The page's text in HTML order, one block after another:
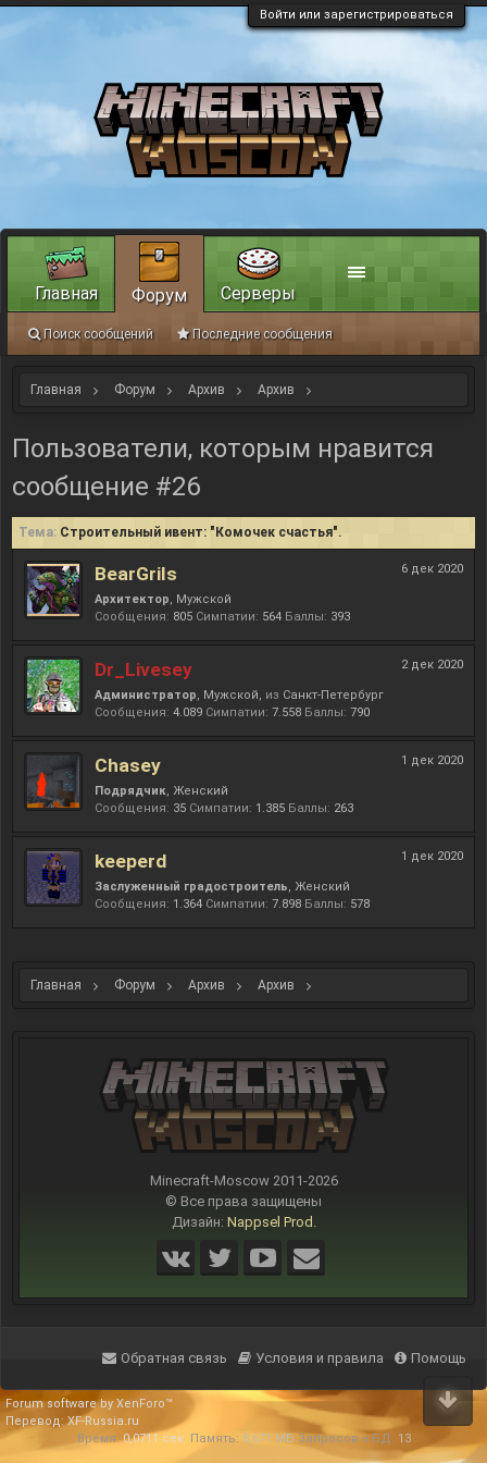
Войти или зарегистрироваться
Главная Форум Архив Архив
Пользователи, которым нравится
сообщение #26
Тема: Строительный ивент: "Комочек счастья".
6 дек 2020
BearGrils
Архитектор, Мужской
Сообщения: 805 Симпатии: 564 Баллы: 393
2 дек 2020
Dr_Livesey
Администратор, Мужской, из Санкт-Петербург
Сообщения: 4.089 Симпатии: 7.558 Баллы: 790
1 дек 2020
Chasey
Подрядчик, Женский
Сообщения: 35 Симпатии: 1.385 Баллы: 263
1 дек 2020
keeperd
Заслуженный градостроитель, Женский
Сообщения: 1.364 Симпатии: 7.898 Баллы: 578
Главная Форум Архив Архив
Minecraft-Moscow 2011-2026
© Все права защищены
Дизайн: Nappsel Prod.
Главная Форум
Поиск сообщений Последние сообщения
Серверы
Обратная связь Условия и правила Помощь
Forum software by XenForo™
Перевод:XF-Russia.ru
Время: 0,0711 сек. Память: 8,671 МБ Запросов к БД: 13